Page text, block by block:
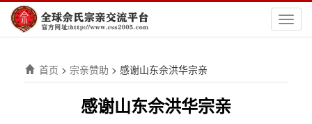
切
换
首页 > 宗亲赞助 > 感谢山东佘洪华宗亲
感谢山东佘洪华宗亲